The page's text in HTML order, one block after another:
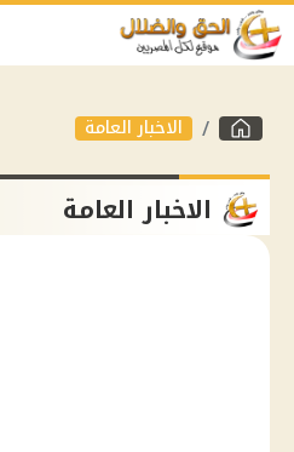
الاخبار العامة
الاخبار العامة